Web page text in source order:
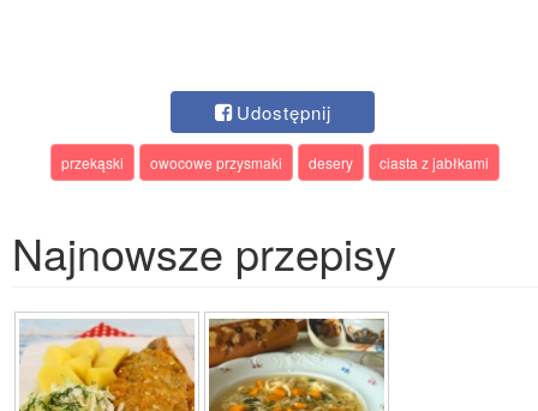
Udostępnij
przekąski owocowe przysmaki desery ciasta z jabłkami
Najnowsze przepisy